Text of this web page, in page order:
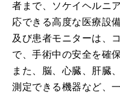
者まで、ソケイヘルニ
応できる高度な医療設
及び患者モニターは、
で、手術中の安全を確
また、脳、心臓、肝臓
測定できる機器など、